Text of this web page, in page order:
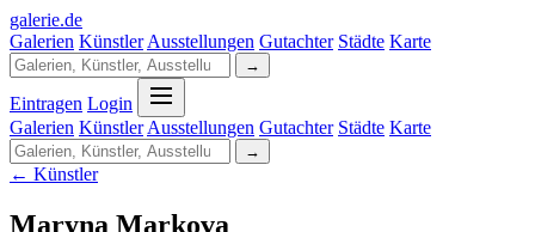
galerie.de
Galerien Künstler Ausstellungen Gutachter Städte Karte
→
Eintragen Login
Galerien Künstler Ausstellungen Gutachter Städte Karte
→
← Künstler
Maryna Markova